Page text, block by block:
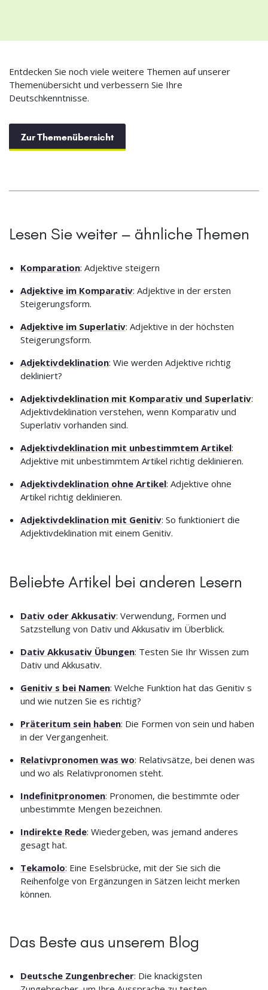
Entdecken Sie noch viele weitere Themen auf unserer
Themenübersicht und verbessern Sie Ihre
Deutschkenntnisse.
Zur Themenübersicht
Lesen Sie weiter – ähnliche Themen
Komparation: Adjektive steigern
Adjektive im Komparativ: Adjektive in der ersten
Steigerungsform.
Adjektive im Superlativ: Adjektive in der höchsten
Steigerungsform.
Adjektivdeklination: Wie werden Adjektive richtig
dekliniert?
Adjektivdeklination mit Komparativ und Superlativ:
Adjektivdeklination verstehen, wenn Komparativ und
Superlativ vorhanden sind.
Adjektivdeklination mit unbestimmtem Artikel:
Adjektive mit unbestimmtem Artikel richtig deklinieren.
Adjektivdeklination ohne Artikel: Adjektive ohne
Artikel richtig deklinieren.
Adjektivdeklination mit Genitiv: So funktioniert die
Adjektivdeklination mit einem Genitiv.
Beliebte Artikel bei anderen Lesern
Dativ oder Akkusativ: Verwendung, Formen und
Satzstellung von Dativ und Akkusativ im Überblick.
Dativ Akkusativ Übungen: Testen Sie Ihr Wissen zum
Dativ und Akkusativ.
Genitiv s bei Namen: Welche Funktion hat das Genitiv s
und wie nutzen Sie es richtig?
Präteritum sein haben: Die Formen von sein und haben
in der Vergangenheit.
Relativpronomen was wo: Relativsätze, bei denen was
und wo als Relativpronomen steht.
Indefinitpronomen: Pronomen, die bestimmte oder
unbestimmte Mengen bezeichnen.
Indirekte Rede: Wiedergeben, was jemand anderes
gesagt hat.
Tekamolo: Eine Eselsbrücke, mit der Sie sich die
Reihenfolge von Ergänzungen in Sätzen leicht merken
können.
Das Beste aus unserem Blog
Deutsche Zungenbrecher: Die knackigsten